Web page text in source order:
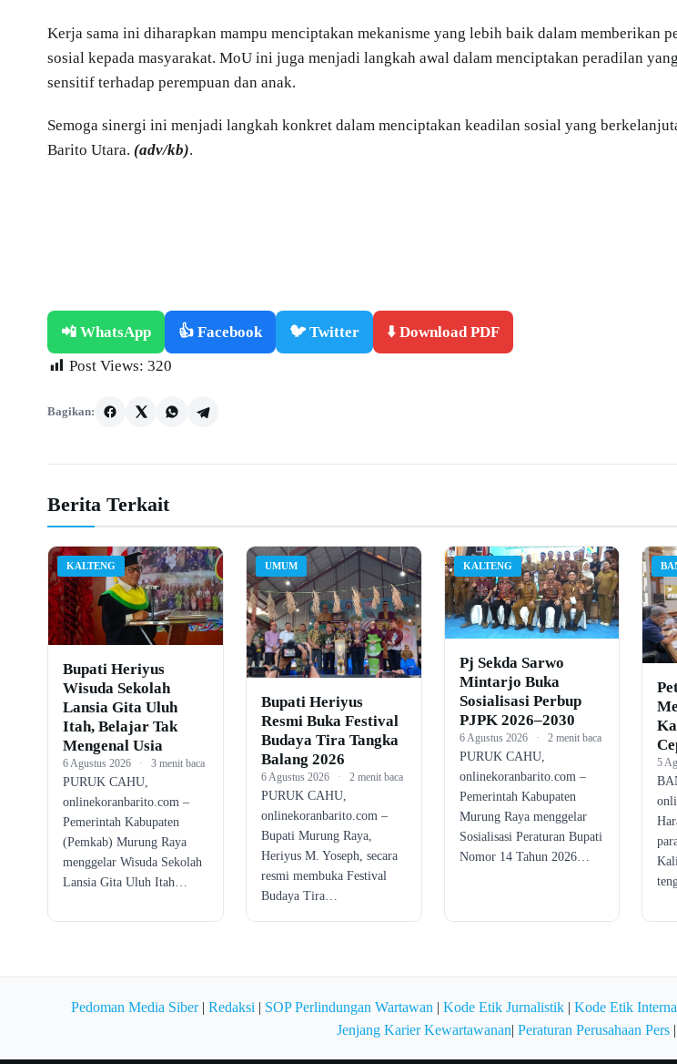
Kerja sama ini diharapkan mampu menciptakan mekanisme yang lebih baik dalam memberikan
sosial kepada masyarakat. MoU ini juga menjadi langkah awal dalam menciptakan peradilan
sensitif terhadap perempuan dan anak.
Semoga sinergi ini menjadi langkah konkret dalam menciptakan keadilan sosial yang
Barito Utara. (adv/kb).
📲 WhatsApp 👍 Facebook 🐦 Twitter
⬇️ Download PDF
Post Views: 320
Bagikan:
Berita Terkait
KALTENG
Bupati Heriyus
Wisuda Sekolah
Lansia Gita Uluh
Itah, Belajar Tak
Mengenal Usia
6 Agustus 2026 · 3 menit baca
PURUK CAHU,
onlinekoranbarito.com –
Pemerintah Kabupaten
(Pemkab) Murung Raya
menggelar Wisuda Sekolah
Lansia Gita Uluh Itah…
UMUM
Bupati Heriyus
Resmi Buka Festival
Budaya Tira Tangka
Balang 2026
6 Agustus 2026 · 2 menit baca
PURUK CAHU,
onlinekoranbarito.com –
Bupati Murung Raya,
Heriyus M. Yoseph, secara
resmi membuka Festival
Budaya Tira…
KALTENG
Pj Sekda Sarwo
Mintarjo Buka
Sosialisasi Perbup
PJPK 2026–2030
6 Agustus 2026 · 2 menit baca
PURUK CAHU,
onlinekoranbarito.com –
Pemerintah Kabupaten
Murung Raya menggelar
Sosialisasi Peraturan Bupati
Nomor 14 Tahun 2026…
5
Pedoman Media Siber| Redaksi | SOP Perlindungan Wartawan | Kode Etik Jurnalistik | Kode Etik
Jenjang Karier Kewartawanan| Peraturan Perusahaan Pers|